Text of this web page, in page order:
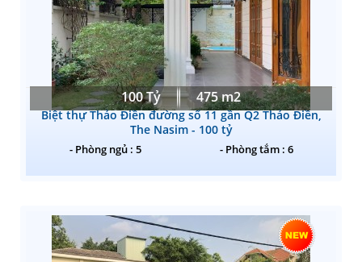
100 Tỷ 475 m2
Biệt thự Thảo Điền đường số 11 gần Q2 Thảo Điền,
The Nasim - 100 tỷ
- Phòng ngủ : 5 - Phòng tắm : 6